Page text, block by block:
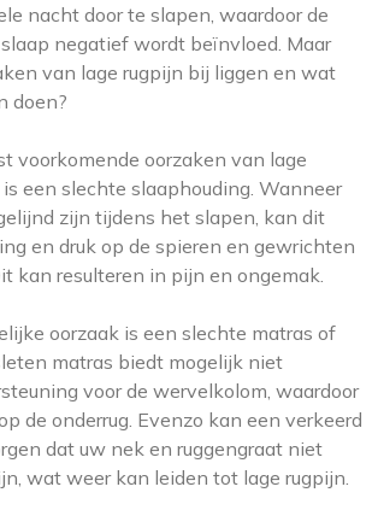
nacht door te slapen, waardoor de
negatief wordt beïnvloed. Maar
van lage rugpijn bij liggen en wat
doen?
voorkomende oorzaken van lage
een slechte slaaphouding. Wanneer
zijn tijdens het slapen, kan dit
en druk op de spieren en gewrichten
kan resulteren in pijn en ongemak.
oorzaak is een slechte matras of
matras biedt mogelijk niet
voor de wervelkolom, waardoor
de onderrug. Evenzo kan een verkeerd
dat uw nek en ruggengraat niet
wat weer kan leiden tot lage rugpijn.